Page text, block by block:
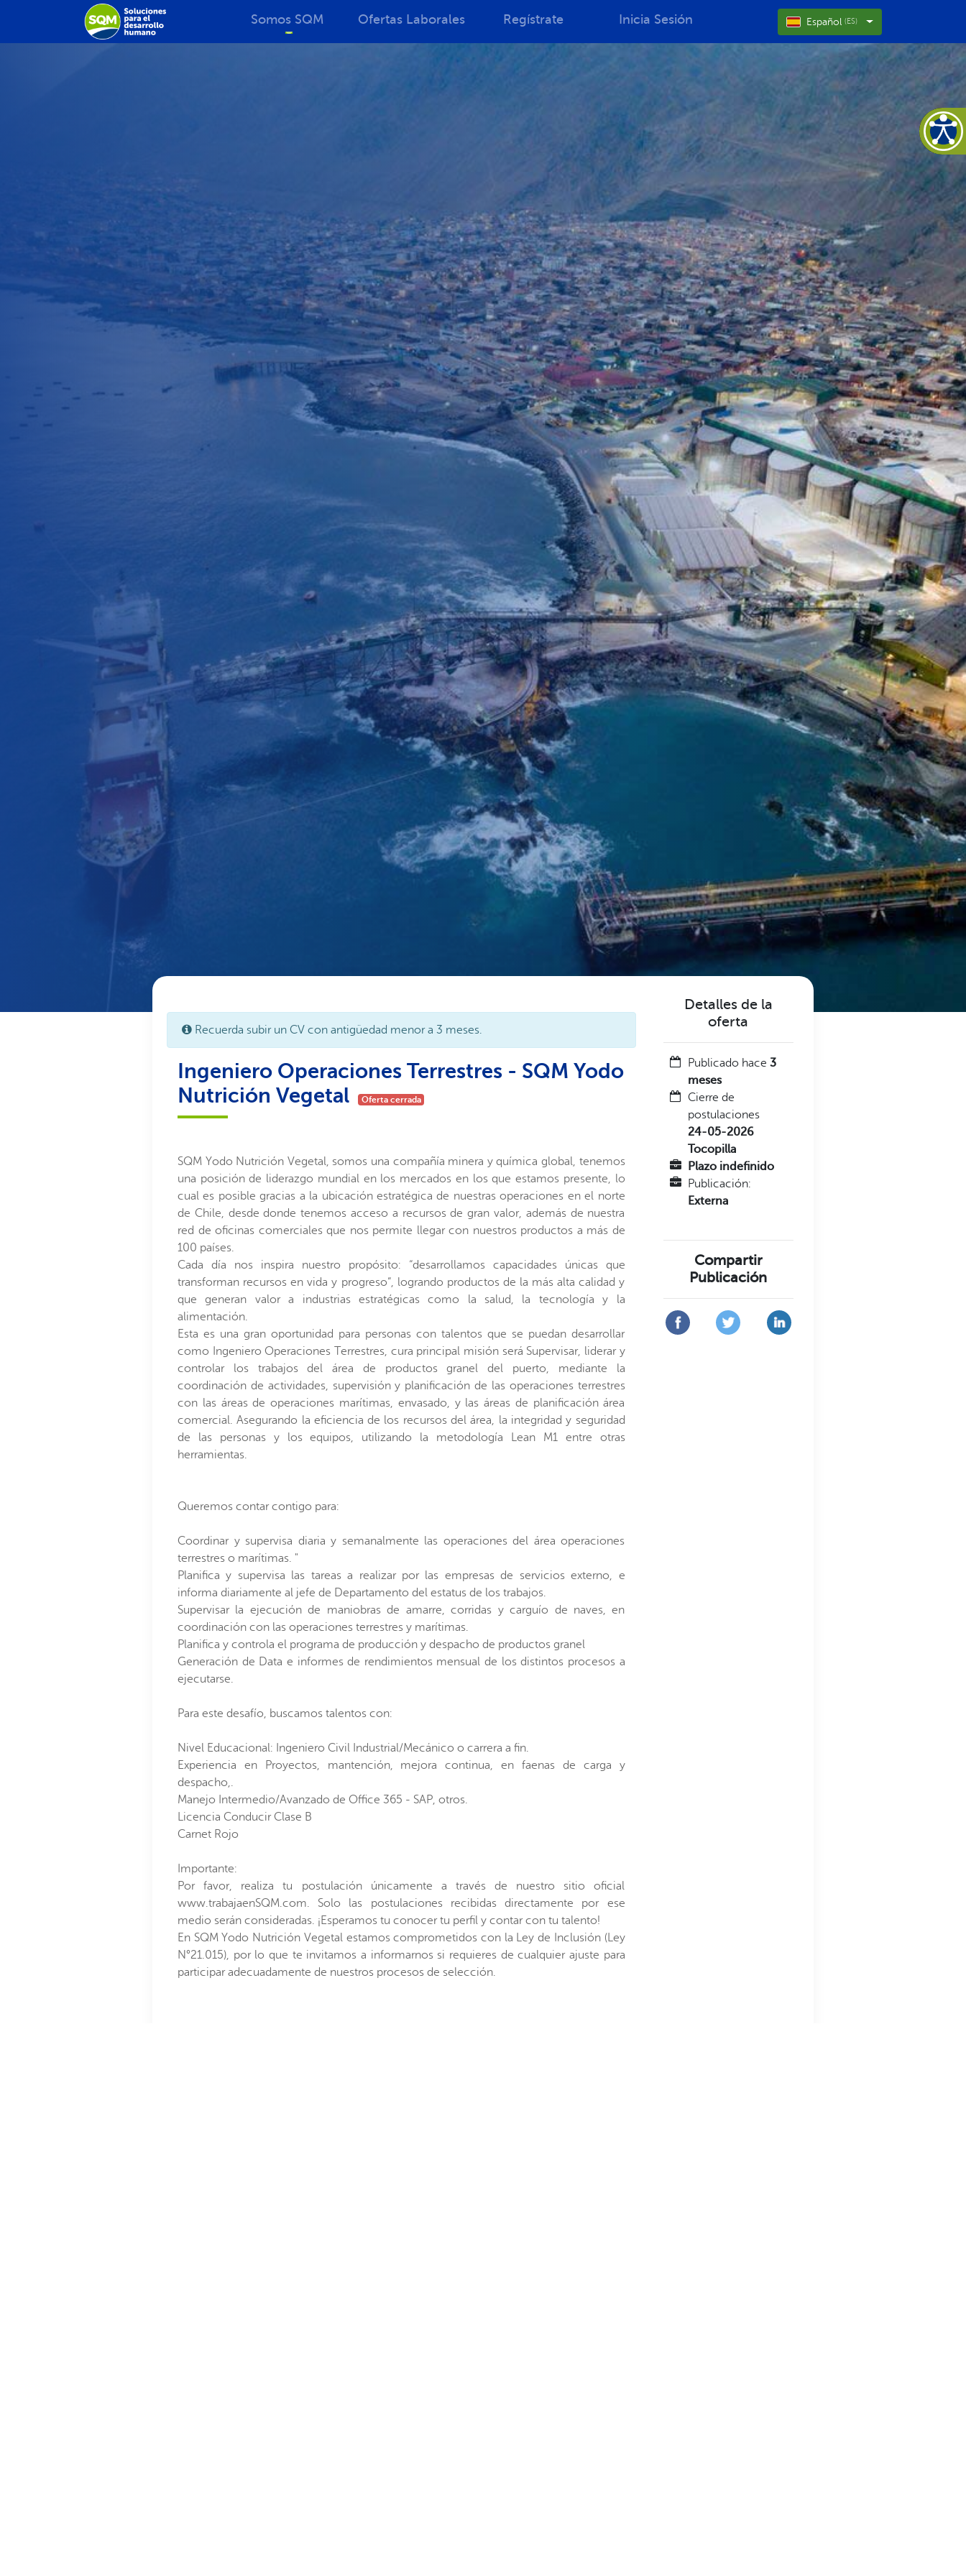
Somos SQM Ofertas Laborales Regístrate Inicia Sesión Español (ES)
Recuerda subir un CV con antigüedad menor a 3 meses.
Ingeniero Operaciones Terrestres - SQM Yodo
Nutrición Vegetal
Oferta cerrada
SQM Yodo Nutrición Vegetal, somos una compañía minera y química global, tenemos
una posición de liderazgo mundial en los mercados en los que estamos presente, lo
cual es posible gracias a la ubicación estratégica de nuestras operaciones en el norte
de Chile, desde donde tenemos acceso a recursos de gran valor, además de nuestra
red de oficinas comerciales que nos permite llegar con nuestros productos a más de
100 países.
Cada día nos inspira nuestro propósito: “desarrollamos capacidades únicas que
transforman recursos en vida y progreso”, logrando productos de la más alta calidad y
que generan valor a industrias estratégicas como la salud, la tecnología y la
alimentación.
Esta es una gran oportunidad para personas con talentos que se puedan desarrollar
como Ingeniero Operaciones Terrestres, cura principal misión será Supervisar, liderar y
controlar los trabajos del área de productos granel del puerto, mediante la
coordinación de actividades, supervisión y planificación de las operaciones terrestres
con las áreas de operaciones marítimas, envasado, y las áreas de planificación área
comercial. Asegurando la eficiencia de los recursos del área, la integridad y seguridad
de las personas y los equipos, utilizando la metodología Lean M1 entre otras
herramientas.
Queremos contar contigo para:
Coordinar y supervisa diaria y semanalmente las operaciones del área operaciones
terrestres o marítimas. "
Planifica y supervisa las tareas a realizar por las empresas de servicios externo, e
informa diariamente al jefe de Departamento del estatus de los trabajos.
Supervisar la ejecución de maniobras de amarre, corridas y carguío de naves, en
coordinación con las operaciones terrestres y marítimas.
Planifica y controla el programa de producción y despacho de productos granel
Generación de Data e informes de rendimientos mensual de los distintos procesos a
ejecutarse.
Para este desafío, buscamos talentos con:
Nivel Educacional: Ingeniero Civil Industrial/Mecánico o carrera a fin.
Experiencia en Proyectos, mantención, mejora continua, en faenas de carga y
despacho,.
Manejo Intermedio/Avanzado de Office 365 - SAP, otros.
Licencia Conducir Clase B
Carnet Rojo
Importante:
Por favor, realiza tu postulación únicamente a través de nuestro sitio oficial
www.trabajaenSQM.com. Solo las postulaciones recibidas directamente por ese
medio serán consideradas. ¡Esperamos tu conocer tu perfil y contar con tu talento!
En SQM Yodo Nutrición Vegetal estamos comprometidos con la Ley de Inclusión (Ley
N°21.015), por lo que te invitamos a informarnos si requieres de cualquier ajuste para
participar adecuadamente de nuestros procesos de selección.
Detalles de la
oferta
Publicado hace 3
meses
Cierre de
postulaciones
24-05-2026
Tocopilla
Plazo indefinido
Publicación:
Externa
Compartir
Publicación